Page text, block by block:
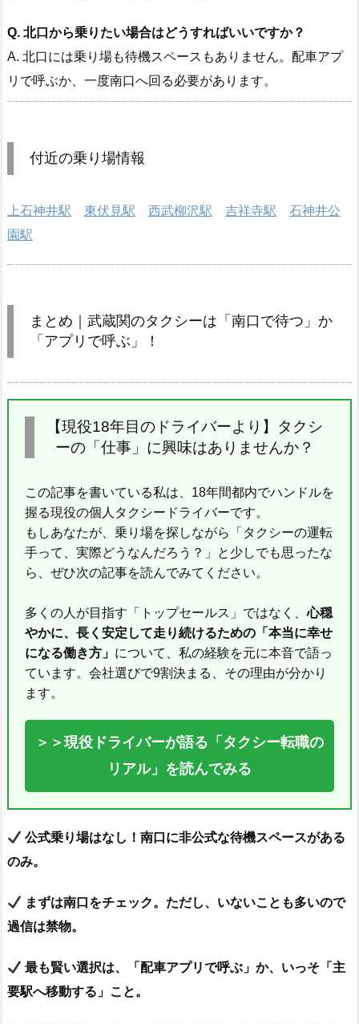
Q. 北口から乗りたい場合はどうすればいいですか？
A. 北口には乗り場も待機スペースもありません。配車アプ
リで呼ぶか、一度南口へ回る必要があります。
付近の乗り場情報
上石神井駅 東伏見駅 西武柳沢駅 吉祥寺駅
石神井公
園駅
まとめ｜武蔵関のタクシーは「南口で待つ」か
「アプリで呼ぶ」！
【現役18年目のドライバーより】タクシ
ーの「仕事」に興味はありませんか？
この記事を書いている私は、18年間都内でハンドルを
握る現役の個人タクシードライバーです。
もしあなたが、乗り場を探しながら「タクシーの運転
手って、実際どうなんだろう？」と少しでも思ったな
ら、ぜひ次の記事を読んでみてください。
多くの人が目指す「トップセールス」ではなく、心穏
やかに、長く安定して走り続けるための「本当に幸せ
になる働き方」 について、私の経験を元に本音で語っ
ています。会社選びで9割決まる、その理由が分かり
ます。
＞＞現役ドライバーが語る「タクシー転職の
リアル」を読んでみる
公式乗り場はなし！南口に非公式な待機スペースがある
のみ。
まずは南口をチェック。ただし、いないことも多いので
過信は禁物。
最も賢い選択は、「配車アプリで呼ぶ」か、いっそ「主
要駅へ移動する」こと。